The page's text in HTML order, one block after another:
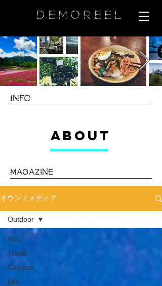
SNOWMAN FILM
DEMOREEL
INFO
ABOUT
MAGAZINE
オウンドメディア
ALL
Travel
Camera
Life
Outdoor